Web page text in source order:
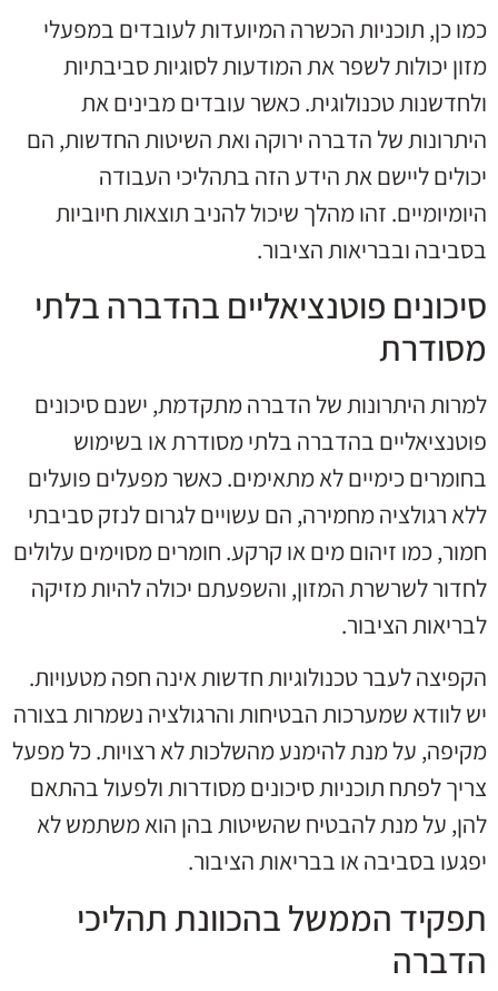
כמו כן, תוכניות הכשרה המיועדות לעובדים במפעלי
מזון יכולות לשפר את המודעות לסוגיות סביבתיות
ולחדשנות טכנולוגית. כאשר עובדים מבינים את
היתרונות של הדברה ירוקה ואת השיטות החדשות, הם
יכולים ליישם את הידע הזה בתהליכי העבודה
היומיומיים. זהו מהלך שיכול להניב תוצאות חיוביות
בסביבה ובבריאות הציבור.
סיכונים פוטנציאליים בהדברה בלתי
מסודרת
למרות היתרונות של הדברה מתקדמת, ישנם סיכונים
פוטנציאליים בהדברה בלתי מסודרת או בשימוש
בחומרים כימיים לא מתאימים. כאשר מפעלים פועלים
ללא רגולציה מחמירה, הם עשויים לגרום לנזק סביבתי
חמור, כמו זיהום מים או קרקע. חומרים מסוימים עלולים
לחדור לשרשרת המזון, והשפעתם יכולה להיות מזיקה
לבריאות הציבור.
הקפיצה לעבר טכנולוגיות חדשות אינה חפה מטעויות.
יש לוודא שמערכות הבטיחות והרגולציה נשמרות בצורה
מקיפה, על מנת להימנע מהשלכות לא רצויות. כל מפעל
צריך לפתח תוכניות סיכונים מסודרות ולפעול בהתאם
להן, על מנת להבטיח שהשיטות בהן הוא משתמש לא
יפגעו בסביבה או בבריאות הציבור.
תפקיד הממשל בהכוונת תהליכי
הדברה